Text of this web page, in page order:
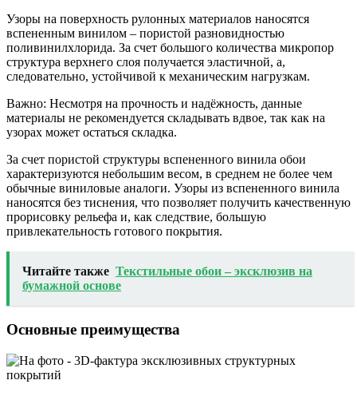
Узоры на поверхность рулонных материалов наносятся
вспененным винилом – пористой разновидностью
поливинилхлорида. За счет большого количества микропор
структура верхнего слоя получается эластичной, а,
следовательно, устойчивой к механическим нагрузкам.
Важно: Несмотря на прочность и надёжность, данные
материалы не рекомендуется складывать вдвое, так как на
узорах может остаться складка.
За счет пористой структуры вспененного винила обои
характеризуются небольшим весом, в среднем не более чем
обычные виниловые аналоги. Узоры из вспененного винила
наносятся без тиснения, что позволяет получить качественную
прорисовку рельефа и, как следствие, большую
привлекательность готового покрытия.
Читайте также Текстильные обои – эксклюзив на
бумажной основе
Основные преимущества